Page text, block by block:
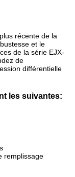
récente de la
et le
de la série EJX-
de
différentielle
les suivantes:
remplissage